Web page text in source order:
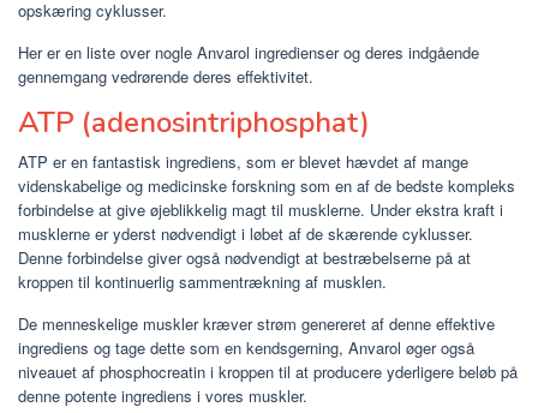
opskæring cyklusser.
Her er en liste over nogle Anvarol ingredienser og deres indgående
gennemgang vedrørende deres effektivitet.
ATP (adenosintriphosphat)
ATP er en fantastisk ingrediens, som er blevet hævdet af mange
videnskabelige og medicinske forskning som en af ​​de bedste kompleks
forbindelse at give øjeblikkelig magt til musklerne. Under ekstra kraft i
musklerne er yderst nødvendigt i løbet af de skærende cyklusser.
Denne forbindelse giver også nødvendigt at bestræbelserne på at
kroppen til kontinuerlig sammentrækning af musklen.
De menneskelige muskler kræver strøm genereret af denne effektive
ingrediens og tage dette som en kendsgerning, Anvarol øger også
niveauet af phosphocreatin i kroppen til at producere yderligere beløb på
denne potente ingrediens i vores muskler.